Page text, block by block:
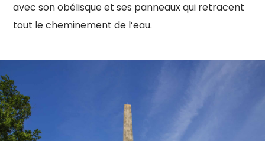
avec son obélisque et ses panneaux qui retracent
tout le cheminement de l’eau.